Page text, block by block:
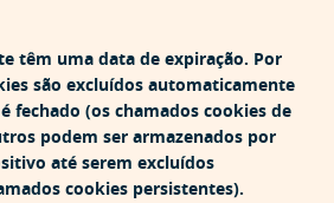
têm uma data de expiração. Por
são excluídos automaticamente
fechado (os chamados cookies de
podem ser armazenados por
até serem excluídos
cookies persistentes).